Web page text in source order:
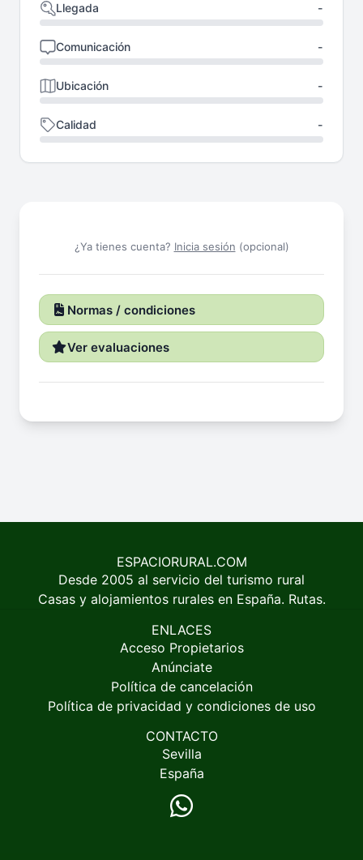
Llegada -
Comunicación -
Ubicación -
Calidad -
¿Ya tienes cuenta? Inicia sesión (opcional)
Normas / condiciones
Ver evaluaciones
ESPACIORURAL.COM
Desde 2005 al servicio del turismo rural
Casas y alojamientos rurales en España. Rutas.
ENLACES
Acceso Propietarios
Anúnciate
Política de cancelación
Política de privacidad y condiciones de uso
CONTACTO
Sevilla
España